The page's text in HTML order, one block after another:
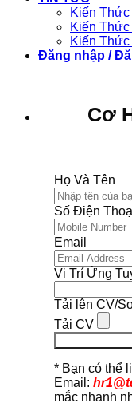
Kiến
Kiến
Kiến
Đăng nhập /
Cơ
Họ Và Tên
Số Điện
Email
Vị Trí Ứng
Tải lên CV/
Tải CV
* Bạn có thể
Email:
mắc nhanh